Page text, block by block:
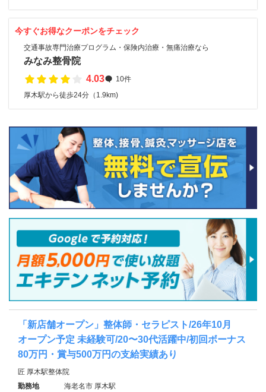
今すぐお得なクーポンをチェック
交通事故専門治療プログラム・保険内治療・無痛治療なら
みなみ整骨院
4.03
10件
厚木駅から徒歩24分（1.9km)
「新店舗オープン」整体師・セラピスト/26年10月
オープン予定 未経験可/20〜30代活躍中/初回ボーナス
80万円・賞与500万円の支給実績あり
匠 厚木駅整体院
勤務地
海老名市 厚木駅